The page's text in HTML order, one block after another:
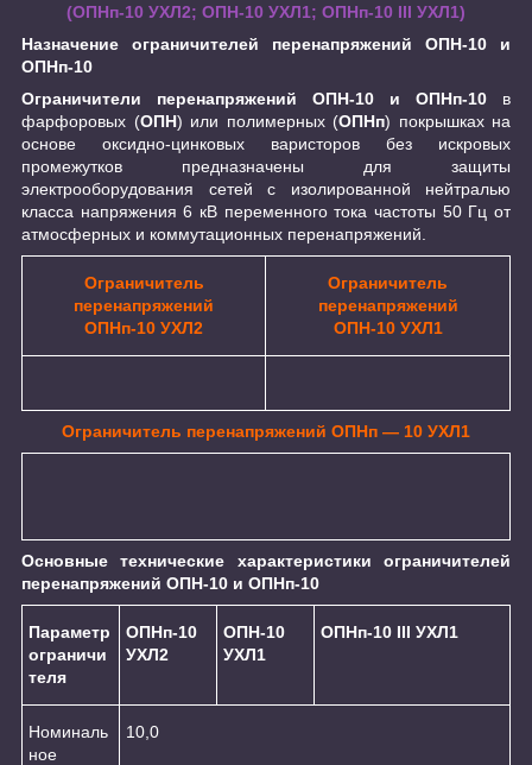
(ОПНп-10 УХЛ2; ОПН-10 УХЛ1; ОПНп-10 III УХЛ1)
Назначение ограничителей перенапряжений ОПН-10 и
ОПНп-10
Ограничители перенапряжений ОПН-10 и ОПНп-10 в
фарфоровых (ОПН) или полимерных (ОПНп) покрышках на
основе оксидно-цинковых варисторов без искровых
промежутков предназначены для защиты
электрооборудования сетей с изолированной нейтралью
класса напряжения 6 кВ переменного тока частоты 50 Гц от
атмосферных и коммутационных перенапряжений.
Ограничитель
перенапряжений
OПНп-10 УХЛ2
Ограничитель
перенапряжений
OПН-10 УХЛ1
Ограничитель перенапряжений OПНп ― 10 УХЛ1
Основные технические характеристики ограничителей
перенапряжений ОПН-10 и ОПНп-10
Параметр
ограничи
теля
ОПНп-10
УХЛ2
ОПН-10
УХЛ1
ОПНп-10 III УХЛ1
Номиналь
ное
10,0